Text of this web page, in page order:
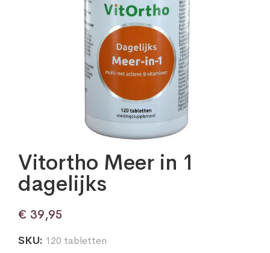
Vitortho Meer in 1
dagelijks
€ 39,95
SKU: 120 tabletten